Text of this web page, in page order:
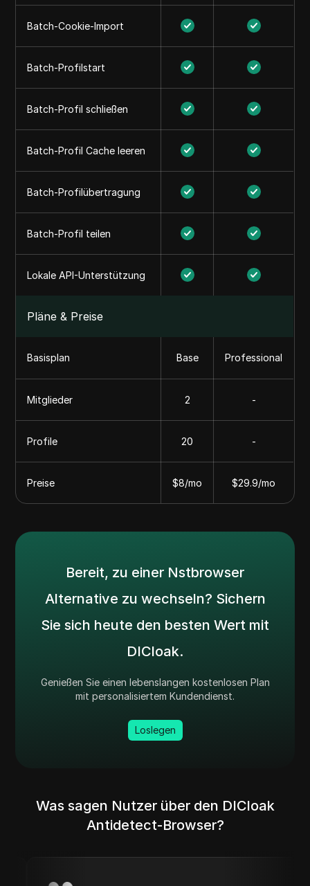
Batch-Cookie-Import
Batch-Profilstart
Batch-Profil schließen
Batch-Profil Cache leeren
Batch-Profilübertragung
Batch-Profil teilen
Lokale API-Unterstützung
Pläne & Preise
Basisplan Base Professional
Mitglieder 2 -
Profile 20 -
Preise $8/mo $29.9/mo
Bereit, zu einer Nstbrowser
Alternative zu wechseln? Sichern
Sie sich heute den besten Wert mit
DICloak.
Genießen Sie einen lebenslangen kostenlosen Plan
mit personalisiertem Kundendienst.
Loslegen
Was sagen Nutzer über den DICloak
Antidetect-Browser?